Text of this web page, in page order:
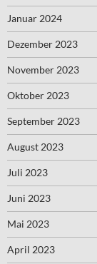
Januar 2024
Dezember 2023
November 2023
Oktober 2023
September 2023
August 2023
Juli 2023
Juni 2023
Mai 2023
April 2023